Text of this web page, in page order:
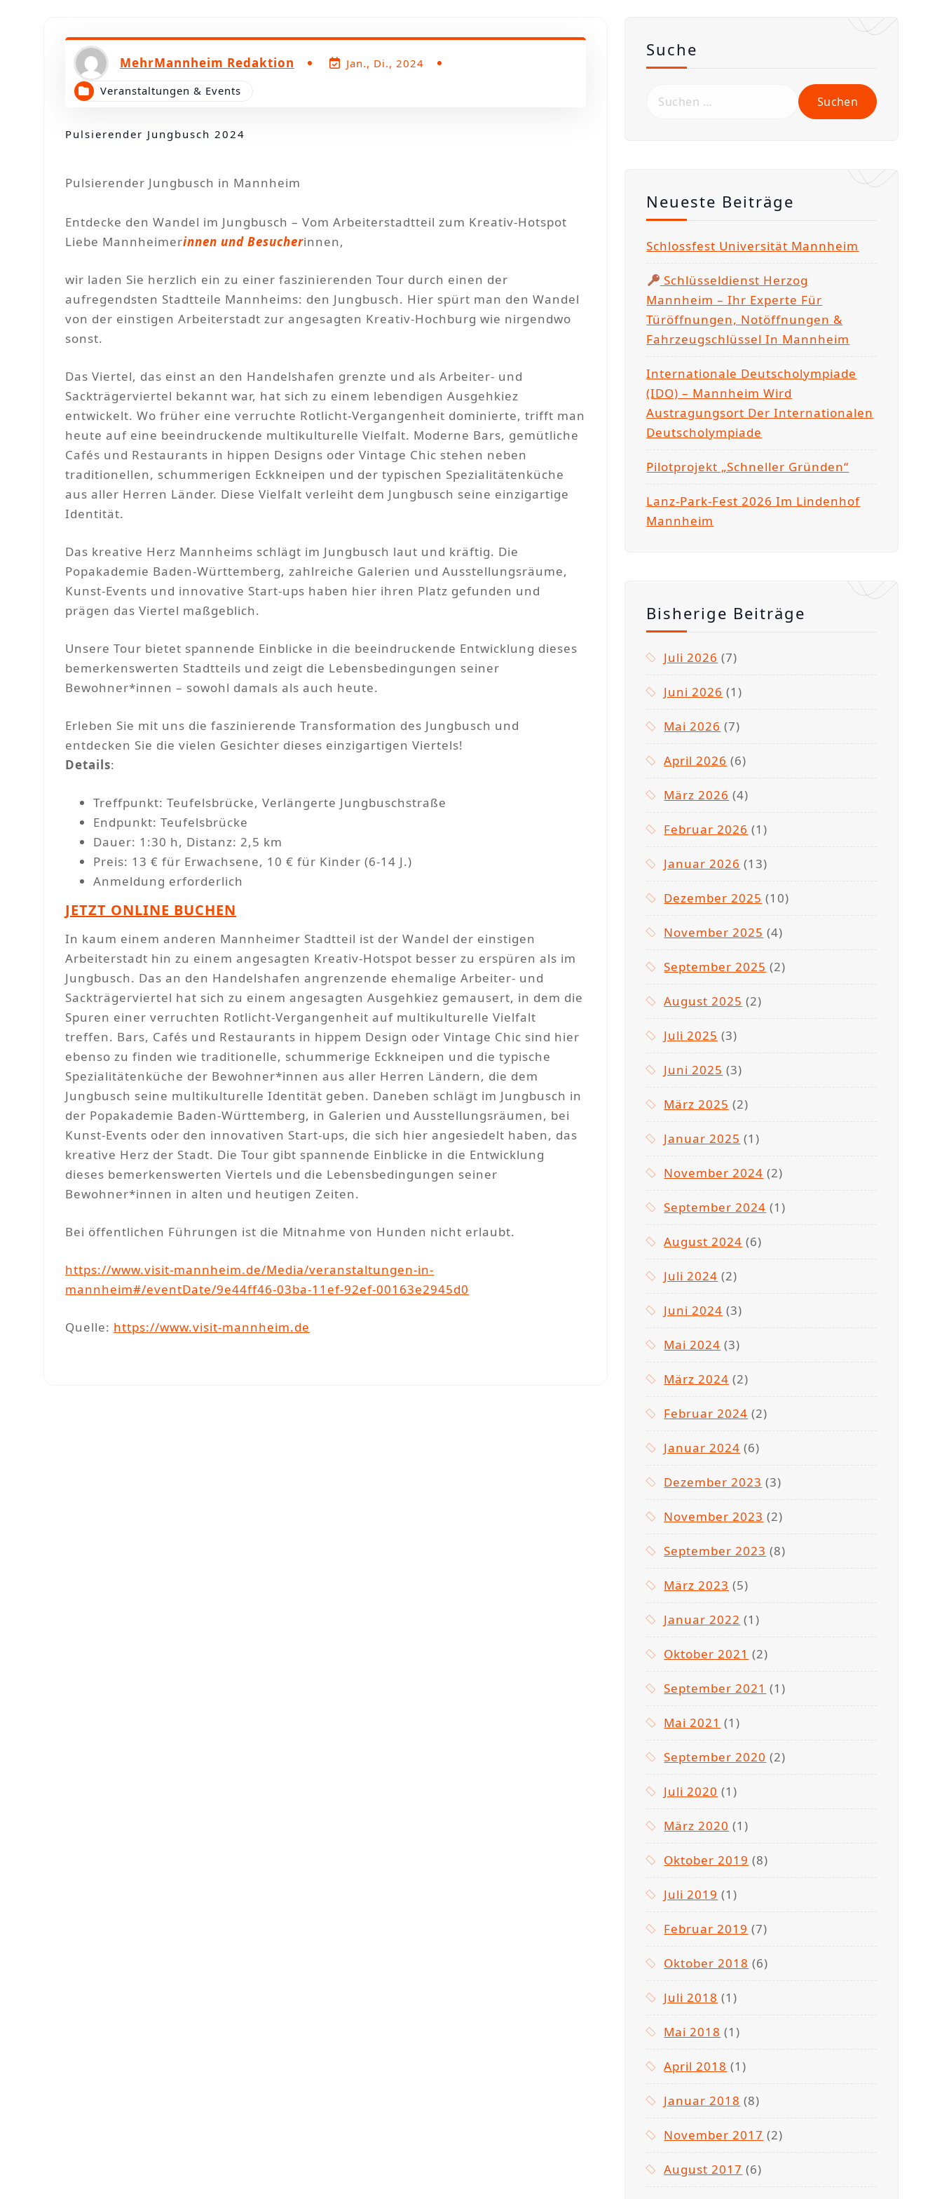
MehrMannheim Redaktion
Jan., Di., 2024
Veranstaltungen & Events
Pulsierender Jungbusch 2024
Pulsierender Jungbusch in Mannheim
Entdecke den Wandel im Jungbusch – Vom Arbeiterstadtteil zum Kreativ-Hotspot
Liebe Mannheimerinnen und Besucherinnen,
wir laden Sie herzlich ein zu einer faszinierenden Tour durch einen der
aufregendsten Stadtteile Mannheims: den Jungbusch. Hier spürt man den Wandel
von der einstigen Arbeiterstadt zur angesagten Kreativ-Hochburg wie nirgendwo
sonst.
Das Viertel, das einst an den Handelshafen grenzte und als Arbeiter- und
Sackträgerviertel bekannt war, hat sich zu einem lebendigen Ausgehkiez
entwickelt. Wo früher eine verruchte Rotlicht-Vergangenheit dominierte, trifft man
heute auf eine beeindruckende multikulturelle Vielfalt. Moderne Bars, gemütliche
Cafés und Restaurants in hippen Designs oder Vintage Chic stehen neben
traditionellen, schummerigen Eckkneipen und der typischen Spezialitätenküche
aus aller Herren Länder. Diese Vielfalt verleiht dem Jungbusch seine einzigartige
Identität.
Das kreative Herz Mannheims schlägt im Jungbusch laut und kräftig. Die
Popakademie Baden-Württemberg, zahlreiche Galerien und Ausstellungsräume,
Kunst-Events und innovative Start-ups haben hier ihren Platz gefunden und
prägen das Viertel maßgeblich.
Unsere Tour bietet spannende Einblicke in die beeindruckende Entwicklung dieses
bemerkenswerten Stadtteils und zeigt die Lebensbedingungen seiner
Bewohner*innen – sowohl damals als auch heute.
Erleben Sie mit uns die faszinierende Transformation des Jungbusch und
entdecken Sie die vielen Gesichter dieses einzigartigen Viertels!
Details:
Treffpunkt: Teufelsbrücke, Verlängerte Jungbuschstraße
Endpunkt: Teufelsbrücke
Dauer: 1:30 h, Distanz: 2,5 km
Preis: 13 € für Erwachsene, 10 € für Kinder (6-14 J.)
Anmeldung erforderlich
JETZT ONLINE BUCHEN
In kaum einem anderen Mannheimer Stadtteil ist der Wandel der einstigen
Arbeiterstadt hin zu einem angesagten Kreativ-Hotspot besser zu erspüren als im
Jungbusch. Das an den Handelshafen angrenzende ehemalige Arbeiter- und
Sackträgerviertel hat sich zu einem angesagten Ausgehkiez gemausert, in dem die
Spuren einer verruchten Rotlicht-Vergangenheit auf multikulturelle Vielfalt
treffen. Bars, Cafés und Restaurants in hippem Design oder Vintage Chic sind hier
ebenso zu finden wie traditionelle, schummerige Eckkneipen und die typische
Spezialitätenküche der Bewohner*innen aus aller Herren Ländern, die dem
Jungbusch seine multikulturelle Identität geben. Daneben schlägt im Jungbusch in
der Popakademie Baden-Württemberg, in Galerien und Ausstellungsräumen, bei
Kunst-Events oder den innovativen Start-ups, die sich hier angesiedelt haben, das
kreative Herz der Stadt. Die Tour gibt spannende Einblicke in die Entwicklung
dieses bemerkenswerten Viertels und die Lebensbedingungen seiner
Bewohner*innen in alten und heutigen Zeiten.
Bei öffentlichen Führungen ist die Mitnahme von Hunden nicht erlaubt.
https://www.visit-mannheim.de/Media/veranstaltungen-in-
mannheim#/eventDate/9e44ff46-03ba-11ef-92ef-00163e2945d0
Quelle: https://www.visit-mannheim.de
Suche
n
c
:
Neueste Beiträge
Schlossfest Universität Mannheim
Schlüsseldienst Herzog
Mannheim – Ihr Experte Für
Türöffnungen, Notöffnungen &
Fahrzeugschlüssel In Mannheim
Internationale Deutscholympiade
(IDO) – Mannheim Wird
Austragungsort Der Internationalen
Deutscholympiade
Pilotprojekt „Schneller Gründen“
Lanz-Park-Fest 2026 Im Lindenhof
Mannheim
Bisherige Beiträge
Juli 2026 (7)
Juni 2026 (1)
Mai 2026 (7)
April 2026 (6)
März 2026 (4)
Februar 2026 (1)
Januar 2026 (13)
Dezember 2025 (10)
November 2025 (4)
September 2025 (2)
August 2025 (2)
Juli 2025 (3)
Juni 2025 (3)
März 2025 (2)
Januar 2025 (1)
November 2024 (2)
September 2024 (1)
August 2024 (6)
Juli 2024 (2)
Juni 2024 (3)
Mai 2024 (3)
März 2024 (2)
Februar 2024 (2)
Januar 2024 (6)
Dezember 2023 (3)
November 2023 (2)
September 2023 (8)
März 2023 (5)
Januar 2022 (1)
Oktober 2021 (2)
September 2021 (1)
Mai 2021 (1)
September 2020 (2)
Juli 2020 (1)
März 2020 (1)
Oktober 2019 (8)
Juli 2019 (1)
Februar 2019 (7)
Oktober 2018 (6)
Juli 2018 (1)
Mai 2018 (1)
April 2018 (1)
Januar 2018 (8)
November 2017 (2)
August 2017 (6)